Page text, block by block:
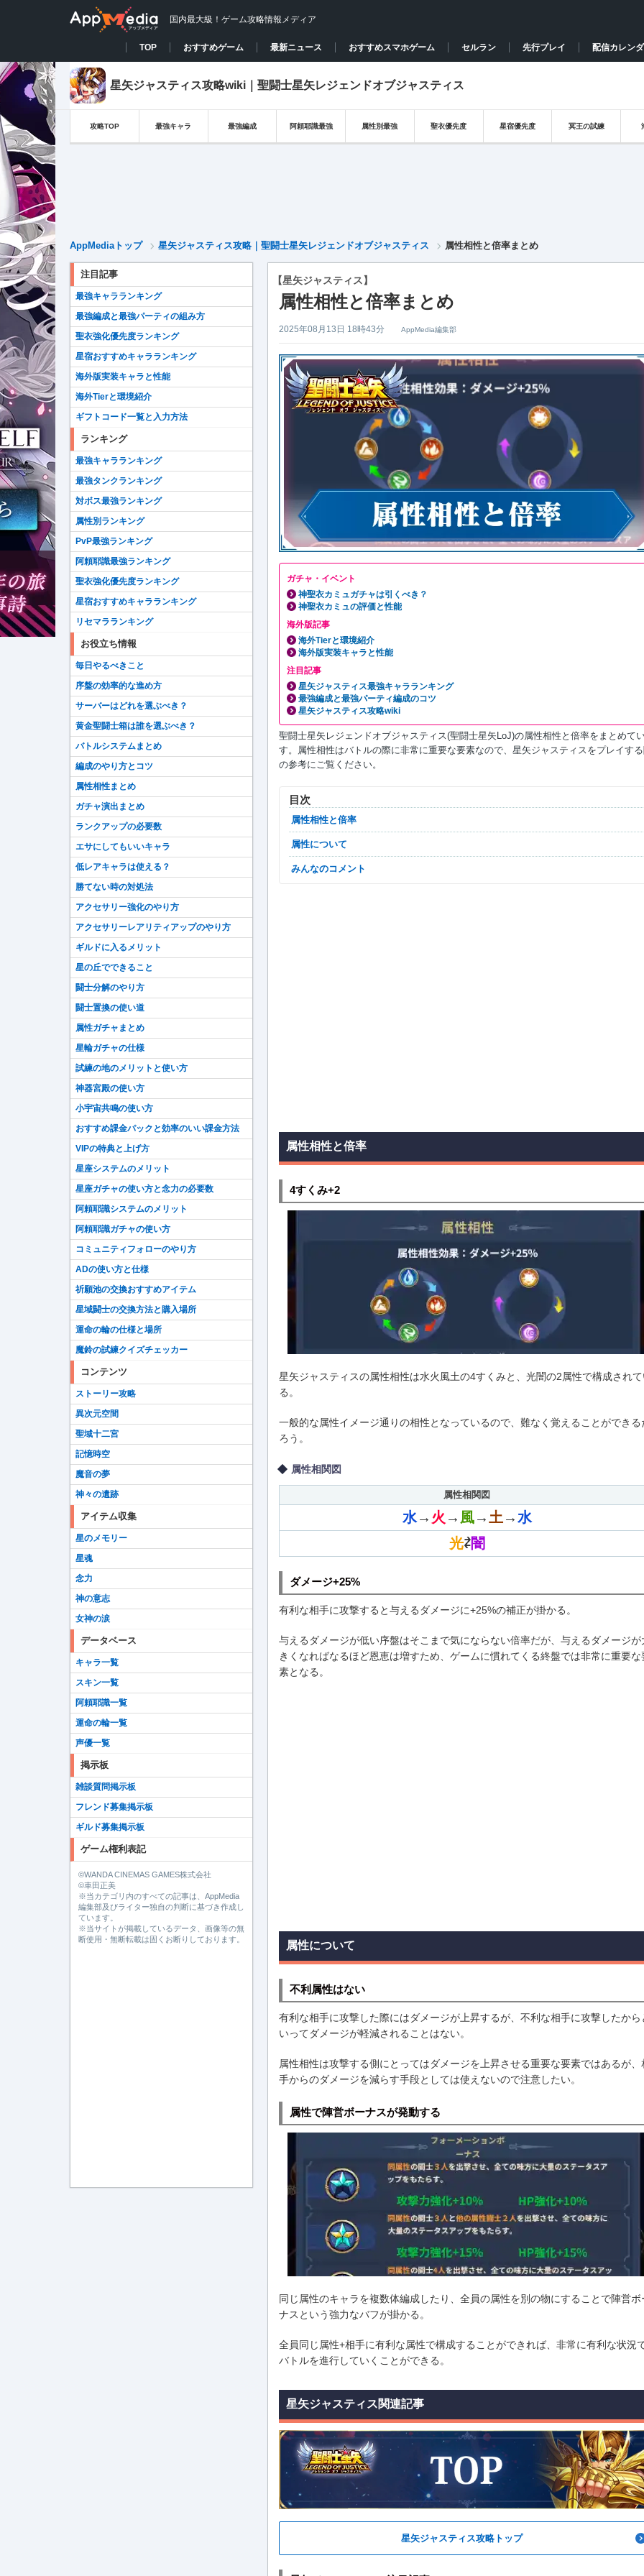
国内最大級！ゲーム攻略情報メディア
TOP おすすめゲーム 最新ニュース おすすめスマホゲーム セルラン 先行プレイ 配信カレン
星矢ジャスティス攻略wiki｜聖闘士星矢レジェンドオブジャスティス
攻略TOP 最強キャラ 最強編成 阿頼耶識最強 属性別最強 聖衣優先度 星宿優先度 冥王の試練
AppMediaトップ 星矢ジャスティス攻略｜聖闘士星矢レジェンドオブジャスティス 属性相性と倍率まとめ
【星矢ジャスティス】
属性相性と倍率まとめ
2025年08月13日 18時43分 AppMedia編集部
ガチャ・イベント
神聖衣カミュガチャは引くべき？
神聖衣カミュの評価と性能
海外版記事
海外Tierと環境紹介
海外版実装キャラと性能
注目記事
星矢ジャスティス最強キャラランキング
最強編成と最強パーティ編成のコツ
星矢ジャスティス攻略wiki
聖闘士星矢レジェンドオブジャスティス(聖闘士星矢LoJ)の属性相性と倍率をまとめて
す。属性相性はバトルの際に非常に重要な要素なので、星矢ジャスティスをプレイす
の参考にご覧ください。
目次
属性相性と倍率
属性について
みんなのコメント
属性相性と倍率
4すくみ+2
星矢ジャスティスの属性相性は水火風土の4すくみと、光闇の2属性で構成され
る。
一般的な属性イメージ通りの相性となっているので、難なく覚えることができる
ろう。
属性相関図
属性相関図
水→ 火 → 風→土→水
光⇄闇
ダメージ+25%
有利な相手に攻撃すると与えるダメージに+25%の補正が掛かる。
与えるダメージが低い序盤はそこまで気にならない倍率だが、与えるダメージが
きくなればなるほど恩恵は増すため、ゲームに慣れてくる終盤では非常に重要な
素となる。
属性について
不利属性はない
有利な相手に攻撃した際にはダメージが上昇するが、不利な相手に攻撃したから
いってダメージが軽減されることはない。
属性相性は攻撃する側にとってはダメージを上昇させる重要な要素ではあるが、
手からのダメージを減らす手段としては使えないので注意したい。
属性で陣営ボーナスが発動する
同じ属性のキャラを複数体編成したり、全員の属性を別の物にすることで陣営ボ
ナスという強力なバフが掛かる。
全員同じ属性+相手に有利な属性で構成することができれば、非常に有利な状況
バトルを進行していくことができる。
星矢ジャスティス関連記事
星矢ジャスティス攻略トップ
注目記事
最強キャラランキング
最強編成と最強パーティの組み方
聖衣強化優先度ランキング
星宿おすすめキャラランキング
海外版実装キャラと性能
海外Tierと環境紹介
ギフトコード一覧と入力方法
ランキング
最強キャラランキング
最強タンクランキング
対ボス最強ランキング
属性別ランキング
PvP最強ランキング
阿頼耶識最強ランキング
聖衣強化優先度ランキング
星宿おすすめキャラランキング
リセマラランキング
お役立ち情報
毎日やるべきこと
序盤の効率的な進め方
サーバーはどれを選ぶべき？
黄金聖闘士箱は誰を選ぶべき？
バトルシステムまとめ
編成のやり方とコツ
属性相性まとめ
ガチャ演出まとめ
ランクアップの必要数
エサにしてもいいキャラ
低レアキャラは使える？
勝てない時の対処法
アクセサリー強化のやり方
アクセサリーレアリティアップのやり方
ギルドに入るメリット
星の丘でできること
闘士分解のやり方
闘士置換の使い道
属性ガチャまとめ
星輪ガチャの仕様
試練の地のメリットと使い方
神器宮殿の使い方
小宇宙共鳴の使い方
おすすめ課金パックと効率のいい課金方法
VIPの特典と上げ方
星座システムのメリット
星座ガチャの使い方と念力の必要数
阿頼耶識システムのメリット
阿頼耶識ガチャの使い方
コミュニティフォローのやり方
ADの使い方と仕様
祈願池の交換おすすめアイテム
星域闘士の交換方法と購入場所
運命の輪の仕様と場所
魔鈴の試練クイズチェッカー
コンテンツ
ストーリー攻略
異次元空間
聖域十二宮
記憶時空
魔音の夢
神々の遺跡
アイテム収集
星のメモリー
星魂
念力
神の意志
女神の涙
データベース
キャラ一覧
スキン一覧
阿頼耶識一覧
運命の輪一覧
声優一覧
掲示板
雑談質問掲示板
フレンド募集掲示板
ギルド募集掲示板
ゲーム権利表記
©️WANDA CINEMAS GAMES株式会社
©️車田正美
※当カテゴリ内のすべての記事は、AppMedia
編集部及びライター独自の判断に基づき作成し
ています。
※当サイトが掲載しているデータ、画像等の無
断使用・無断転載は固くお断りしております。